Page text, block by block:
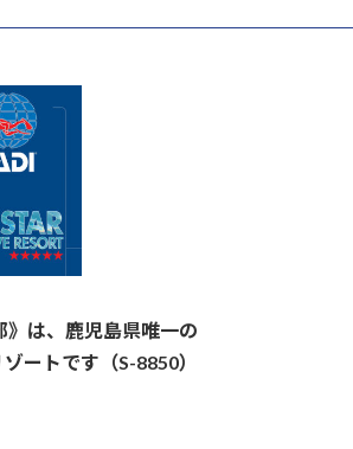
》は、鹿児島県唯一の
ートです（S-8850）